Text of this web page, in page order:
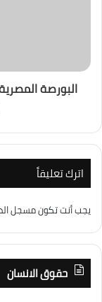
البورصة
اترك تعليقاً
يجب أنت تكونمسجل
حقوق الانسان